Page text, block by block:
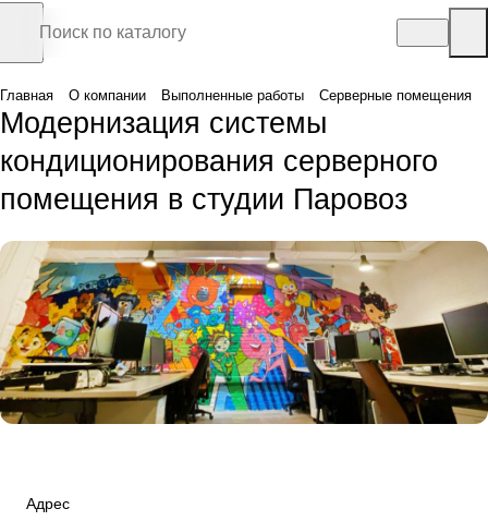
Главная О компании Выполненные работы Серверные помещения
Модернизация системы
кондиционирования серверного
помещения в студии Паровоз
Адрес